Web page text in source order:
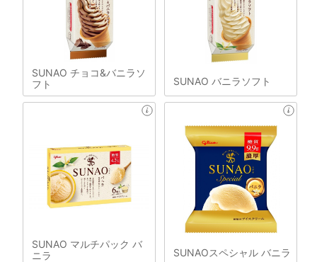
SUNAO チョコ&バニラソ
フト
SUNAO バニラソフト
SUNAO マルチパック バ
ニラ
SUNAOスペシャル バニラ